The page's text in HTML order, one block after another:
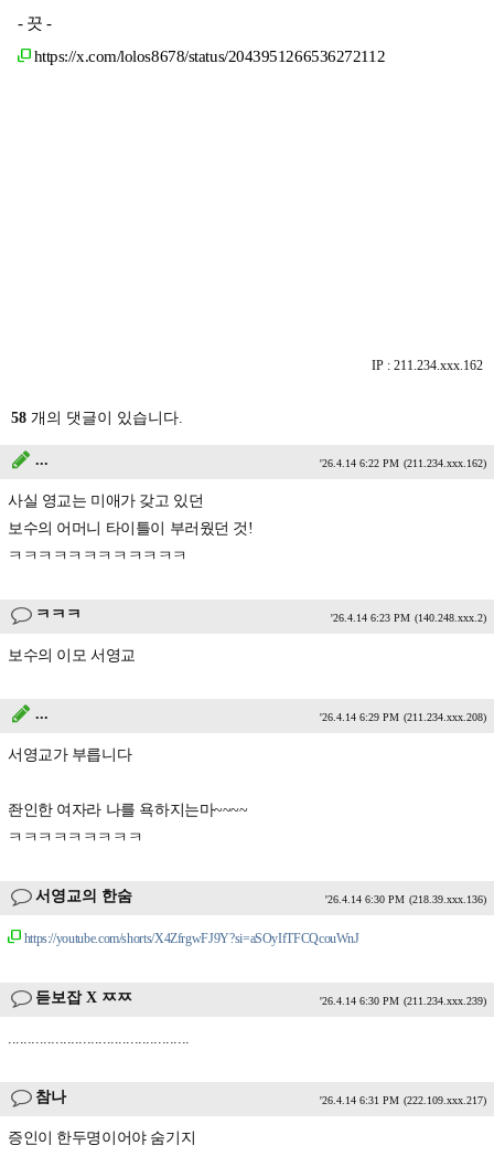
- 끗 -
https://x.com/lolos8678/status/2043951266536272112
IP : 211.234.xxx.162
58 개의 댓글이 있습니다.
... '26.4.14 6:22 PM (211.234.xxx.162)
사실 영교는 미애가 갖고 있던
보수의 어머니 타이틀이 부러웠던 것!
ㅋㅋㅋㅋㅋㅋㅋㅋㅋㅋㅋㅋ
ㅋㅋㅋ '26.4.14 6:23 PM (140.248.xxx.2)
보수의 이모 서영교
... '26.4.14 6:29 PM (211.234.xxx.208)
서영교가 부릅니다
좐인한 여자라 나를 욕하지는마~~~~
ㅋㅋㅋㅋㅋㅋㅋㅋㅋ
서영교의 한숨 '26.4.14 6:30 PM (218.39.xxx.136)
https://youtube.com/shorts/X4ZfrgwFJ9Y?si=aSOyIfTFCQcouWnJ
듣보잡 X ㅉㅉ '26.4.14 6:30 PM (211.234.xxx.239)
..............................................
참나 '26.4.14 6:31 PM (222.109.xxx.217)
증인이 한두명이어야 숨기지